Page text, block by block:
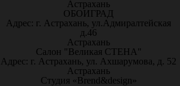
Астрахань
ОБОИГРАД
Адрес: г. Астрахань, ул.Адмиралтейская
д.46
Астрахань
Салон "Великая СТЕНА"
Адрес: г. Астрахань, ул. Ахшарумова, д. 52
Астрахань
Студия «Brend&design»